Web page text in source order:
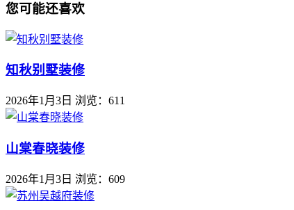
您可能还喜欢
知秋别墅装修
2026年1月3日 浏览：611
山棠春晓装修
2026年1月3日 浏览：609